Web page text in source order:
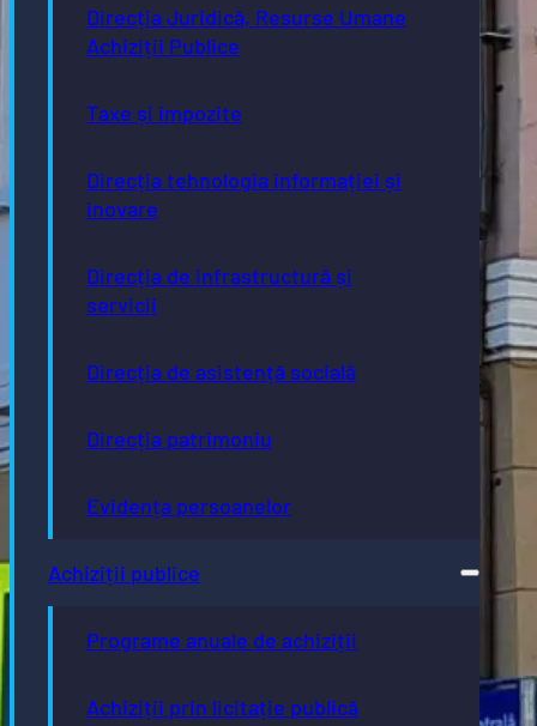
Direcția Juridică, Resurse Umane
Achiziții Publice
Taxe și impozite
Direcția tehnologia informației și
inovare
Direcția de infrastructură și
servicii
Direcția de asistență socială
Direcția patrimoniu
Evidența persoanelor
Achiziții publice
Programe anuale de achiziții
Achiziții prin licitație publică